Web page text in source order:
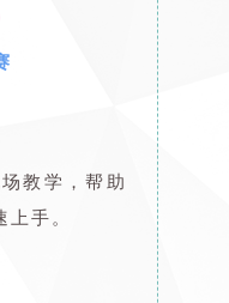
教学，帮助
手。